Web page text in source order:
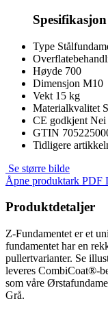
Spesifikasjon
Type
Høyde 700
Dimensjon M10
Vekt 15 kg
Materialkvalitet
CE godkjent Nei
GTIN
Tidligere
Se større bilde
Åpne produktark PDF
Produktdetaljer
Z-Fundamentet er et
fundamentet har en
pullertvarianter. Se
leveres CombiCoat®-
som våre
Grå.